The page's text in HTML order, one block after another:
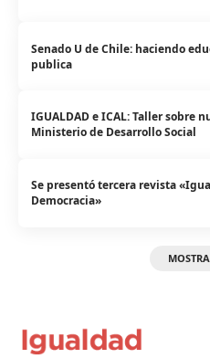
Senado U de Chile: haciendo
publica
IGUALDAD e ICAL: Taller sobre
Ministerio de Desarrollo Social
Se presentó tercera revista
Democracia»